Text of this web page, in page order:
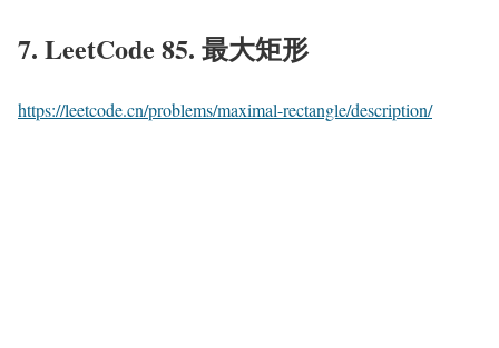
7. LeetCode 85. 最大矩形
https://leetcode.cn/problems/maximal-rectangle/description/